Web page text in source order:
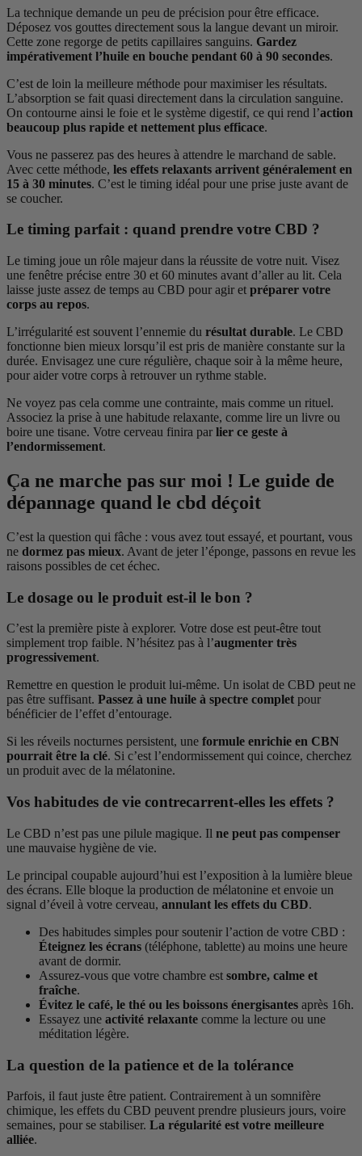
La technique demande un peu de précision pour être efficace.
Déposez vos gouttes directement sous la langue devant un miroir.
Cette zone regorge de petits capillaires sanguins. Gardez
impérativement l’huile en bouche pendant 60 à 90 secondes.
C’est de loin la meilleure méthode pour maximiser les résultats.
L’absorption se fait quasi directement dans la circulation sanguine.
On contourne ainsi le foie et le système digestif, ce qui rend l’action
beaucoup plus rapide et nettement plus efficace.
Vous ne passerez pas des heures à attendre le marchand de sable.
Avec cette méthode, les effets relaxants arrivent généralement en
15 à 30 minutes. C’est le timing idéal pour une prise juste avant de
se coucher.
Le timing parfait : quand prendre votre CBD ?
Le timing joue un rôle majeur dans la réussite de votre nuit. Visez
une fenêtre précise entre 30 et 60 minutes avant d’aller au lit. Cela
laisse juste assez de temps au CBD pour agir et préparer votre
corps au repos.
L’irrégularité est souvent l’ennemie du résultat durable. Le CBD
fonctionne bien mieux lorsqu’il est pris de manière constante sur la
durée. Envisagez une cure régulière, chaque soir à la même heure,
pour aider votre corps à retrouver un rythme stable.
Ne voyez pas cela comme une contrainte, mais comme un rituel.
Associez la prise à une habitude relaxante, comme lire un livre ou
boire une tisane. Votre cerveau finira par lier ce geste à
l’endormissement.
Ça ne marche pas sur moi ! Le guide de
dépannage quand le cbd déçoit
C’est la question qui fâche : vous avez tout essayé, et pourtant, vous
ne dormez pas mieux. Avant de jeter l’éponge, passons en revue les
raisons possibles de cet échec.
Le dosage ou le produit est-il le bon ?
C’est la première piste à explorer. Votre dose est peut-être tout
simplement trop faible. N’hésitez pas à l’augmenter très
progressivement.
Remettre en question le produit lui-même. Un isolat de CBD peut ne
pas être suffisant. Passez à une huile à spectre complet pour
bénéficier de l’effet d’entourage.
Si les réveils nocturnes persistent, une formule enrichie en CBN
pourrait être la clé. Si c’est l’endormissement qui coince, cherchez
un produit avec de la mélatonine.
Vos habitudes de vie contrecarrent-elles les effets ?
Le CBD n’est pas une pilule magique. Il ne peut pas compenser
une mauvaise hygiène de vie.
Le principal coupable aujourd’hui est l’exposition à la lumière bleue
des écrans. Elle bloque la production de mélatonine et envoie un
signal d’éveil à votre cerveau, annulant les effets du CBD.
Des habitudes simples pour soutenir l’action de votre CBD :
Éteignez les écrans (téléphone, tablette) au moins une heure
avant de dormir.
Assurez-vous que votre chambre est sombre, calme et
fraîche.
Évitez le café, le thé ou les boissons énergisantes après 16h.
Essayez une activité relaxante comme la lecture ou une
méditation légère.
La question de la patience et de la tolérance
Parfois, il faut juste être patient. Contrairement à un somnifère
chimique, les effets du CBD peuvent prendre plusieurs jours, voire
semaines, pour se stabiliser. La régularité est votre meilleure
alliée.